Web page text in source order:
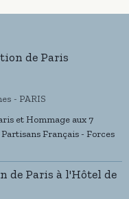
de Paris
- PARIS
et Hommage aux 7
Français - Forces
de Paris à l'Hôtel de